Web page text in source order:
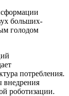
больших-
голодом
потребления.
внедрения
роботизации.